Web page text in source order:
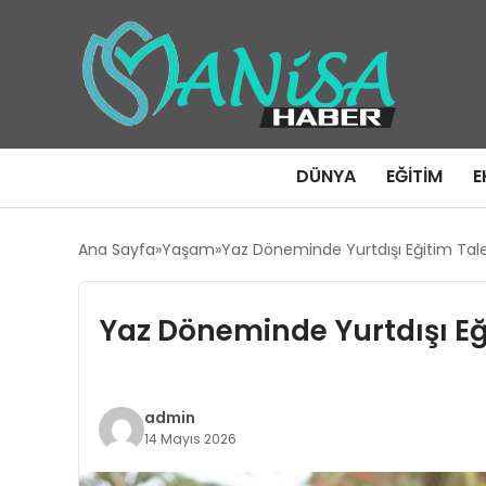
DÜNYA EĞITIM
Ana Sayfa Yaşam Yaz Döneminde Yurtdışı Eğitim
Yaz Döneminde Yurtdışı
admin
14 Mayıs 2026